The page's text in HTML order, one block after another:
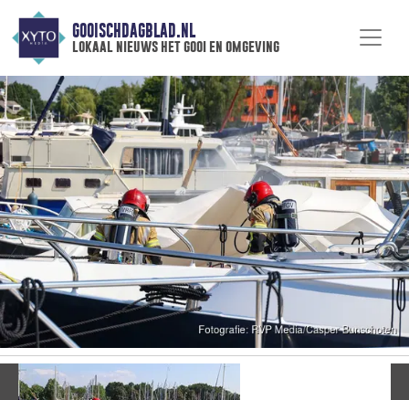
GOOISCHDAGBLAD.NL
lokaal nieuws het gooi en omgeving